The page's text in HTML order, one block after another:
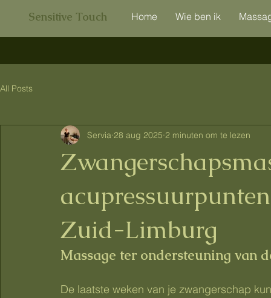
Sensitive Touch Home Wie ben ik
All Posts
Zuid-Limburg
Servia 28 aug 2025 2 minuten om te lezen
Massage ter ondersteuning van
De laatste weken van je zwangerschap